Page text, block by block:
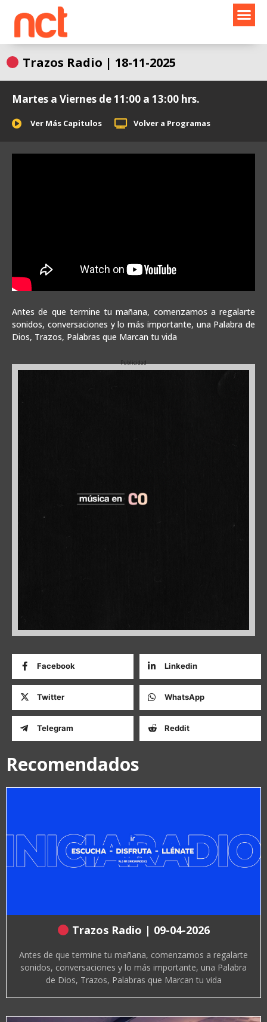
contenido
Trazos Radio | 18-11-2025
Martes a Viernes de 11:00 a 13:00 hrs.
Ver Más Capitulos Volver a Programas
Antes de que termine tu mañana, comenzamos a regalarte
sonidos, conversaciones y lo más importante, una Palabra de
Dios, Trazos, Palabras que Marcan tu vida
Publicidad
Facebook Linkedin
Twitter WhatsApp
Telegram Reddit
Recomendados
Trazos Radio | 09-04-2026
Antes de que termine tu mañana, comenzamos a regalarte
sonidos, conversaciones y lo más importante, una Palabra
de Dios, Trazos, Palabras que Marcan tu vida